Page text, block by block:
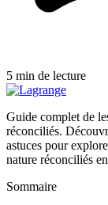
5 min de lecture
Guide complet de
réconciliés.
astuces pour
nature réconciliés
Sommaire